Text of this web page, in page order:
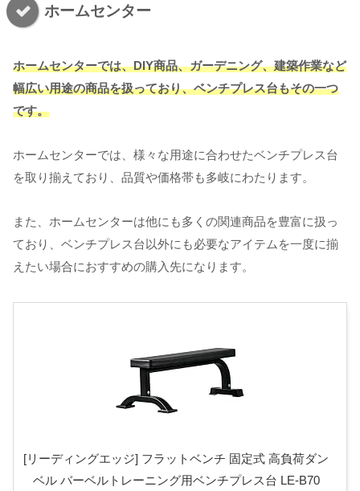
ホームセンター
ホームセンターでは、DIY商品、ガーデニング、建築作業など
幅広い用途の商品を扱っており、ベンチプレス台もその一つ
です。
ホームセンターでは、様々な用途に合わせたベンチプレス台
を取り揃えており、品質や価格帯も多岐にわたります。
また、ホームセンターは他にも多くの関連商品を豊富に扱っ
ており、ベンチプレス台以外にも必要なアイテムを一度に揃
えたい場合におすすめの購入先になります。
[リーディングエッジ] フラットベンチ 固定式 高負荷ダン
ベル バーベルトレーニング用ベンチプレス台 LE-B70